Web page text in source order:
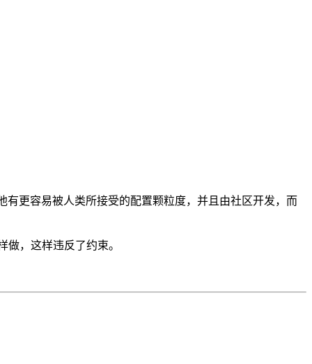
有更容易被人类所接受的配置颗粒度，并且由社区开发，而
，这样违反了约束。